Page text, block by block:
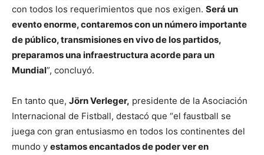
con todos los requerimientos que nos exigen. Será un
evento enorme, contaremos con un número importante
de público, transmisiones en vivo de los partidos,
preparamos una infraestructura acorde para un
Mundial”, concluyó.
En tanto que, Jörn Verleger, presidente de la Asociación
Internacional de Fistball, destacó que “el faustball se
juega con gran entusiasmo en todos los continentes del
mundo y estamos encantados de poder ver en